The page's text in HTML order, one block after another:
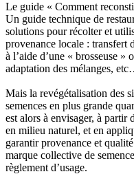
Le guide « Comment
Un guide technique de
solutions pour récolter et
provenance locale : transfert
à l’aide d’une « brosseuse »
adaptation des mélanges,
Mais la revégétalisation des
semences en plus grande
est alors à envisager, à partir
en milieu naturel, et en
garantir provenance et
marque collective de
règlement d’usage.